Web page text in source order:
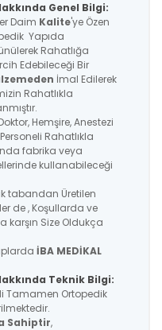
Genel Bilgi:
Daim Kalite'ye Özen
Yapıda
Rahatlığa
Edebileceği Bir
İmal Edilerek
Rahatlıkla
Hemşire, Anestezi
Rahatlıkla
fabrika veya
kullanabileceği
tabandan Üretilen
de , Koşullarda ve
karşın Size Oldukça
İBA MEDİKAL
Teknik Bilgi:
Tamamen Ortopedik
Sahiptir,